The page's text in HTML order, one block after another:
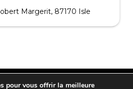
Margerit, 87170 Isle
pour vous offrir la meilleure